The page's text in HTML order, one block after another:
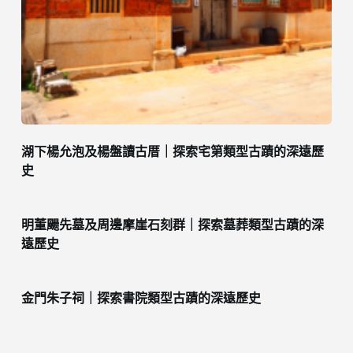
湖下楊允泡及楊盤讀古厝｜探索宅第類型古蹟的深遠歷
史
明董颺先墓及周邊摩崖石刻群｜探索墓葬類型古蹟的深
遠歷史
金門朱子祠｜探索書院類型古蹟的深遠歷史